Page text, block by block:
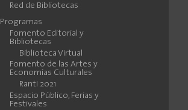
Red de Bibliotecas
Programas
Fomento Editorial y
Bibliotecas
Biblioteca Virtual
Fomento de las Artes y
Economías Culturales
Ranti 2021
Espacio Público, Ferias y
Festivales